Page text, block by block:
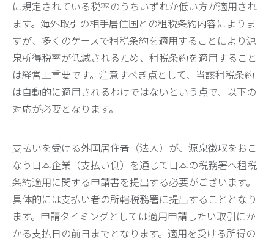
に規定されている税率のうちいずれか低い方が適用され
ます。海外取引の相手居住国との租税条約内容によりま
すが、多くのケースで租税条約を適用することにより源
泉所得税率が低減されるため、租税条約を適用すること
は経営上重要です。注意すべき点として、当該租税条約
は自動的に適用されるわけではないという点で、以下の
対応が必要となります。
支払いを受ける外国居住者（法人）が、源泉徴収をおこ
なう日本企業（支払い側）を通じて日本の税務署へ租税
条約適用に関する申請書を提出する必要がございます。
具体的には支払い者の所轄税務署に提出することとなり
ます。申請タイミングとしては適用申請したい取引にか
かる支払日の前日までとなります。適用を受ける所得の